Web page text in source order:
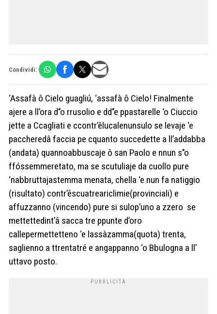
Condividi:
‘Assafà ô Cielo guagliú, ‘assafà ô Cielo! Finalmente
ajere a ll’ora d’’o rrusolio e dd’’e ppastarelle ‘o Ciuccio
jette a Ccagliati e ccontr’êlucalenunsulo se levaje ‘e
paccheredâ faccia pe cquanto succedette a ll’addabba
(andata) quannoabbuscaje ô san Paolo e nnun s’’o
ffóssemmeretato, ma se scutuliaje da cuollo pure
‘nabbruttajastemma menata, chella ‘e nun fa natiggio
(risultato) contr’êscuatreariclimie(provinciali) e
affuzzanno (vincendo) pure si sulop’uno a zzero se
mettettedint’â sacca tre ppunte d’oro
callepermettetteno ‘e lassàzamma(quota) trenta,
saglienno a ttrentatré e angappanno ‘o Bbulogna a ll’
uttavo posto.